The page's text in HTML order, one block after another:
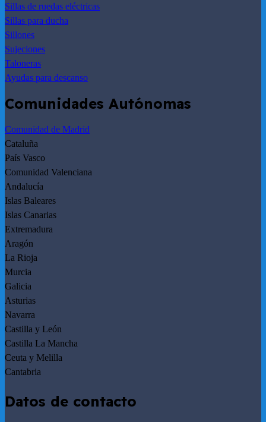
Sillas de ruedas eléctricas
Sillas para ducha
Sillones
Sujeciones
Taloneras
Ayudas para descanso
Comunidades Autónomas
Comunidad de Madrid
Cataluña
País Vasco
Comunidad Valenciana
Andalucía
Islas Baleares
Islas Canarias
Extremadura
Aragón
La Rioja
Murcia
Galicia
Asturias
Navarra
Castilla y León
Castilla La Mancha
Ceuta y Melilla
Cantabria
Datos de contacto